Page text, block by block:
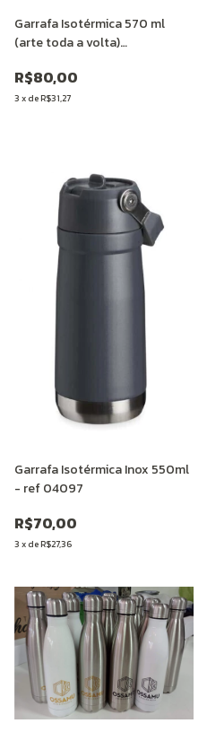
Garrafa Isotérmica 570 ml
(arte toda a volta)
R$80,00
3 x deR$31,27
Garrafa Isotérmica Inox 550ml
- ref 04097
R$70,00
3 x deR$27,36